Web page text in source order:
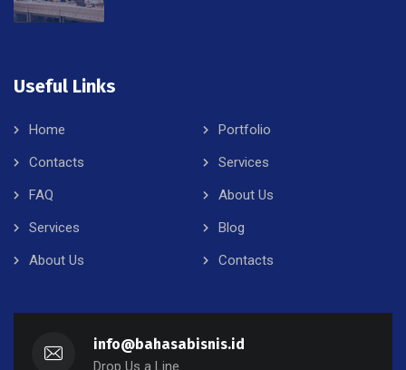
Useful Links
Home
Portfolio
Contacts
Services
FAQ
About Us
Services
Blog
About Us
Contacts
info@bahasabisnis.id
Drop Us a Line